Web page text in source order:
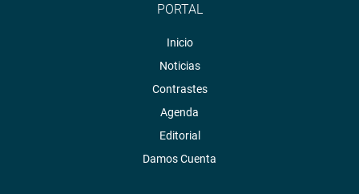
PORTAL
Inicio
Noticias
Contrastes
Agenda
Editorial
Damos Cuenta